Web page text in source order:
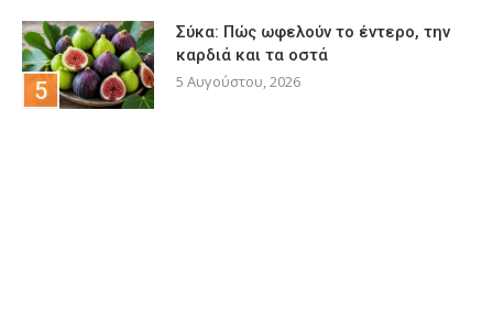
Σύκα: Πώς ωφελούν το έντερο, την
καρδιά και τα οστά
5 Αυγούστου, 2026